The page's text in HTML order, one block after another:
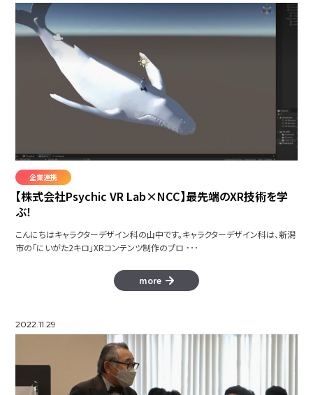
企業連携
【株式会社Psychic VR Lab×NCC】最先端のXR技術を学
ぶ！
こんにちはキャラクターデザイン科の山中です。キャラクターデザイン科は、新潟
市の「にいがた2キロ」XRコンテンツ制作のプロ ･･･
more
2022.11.29